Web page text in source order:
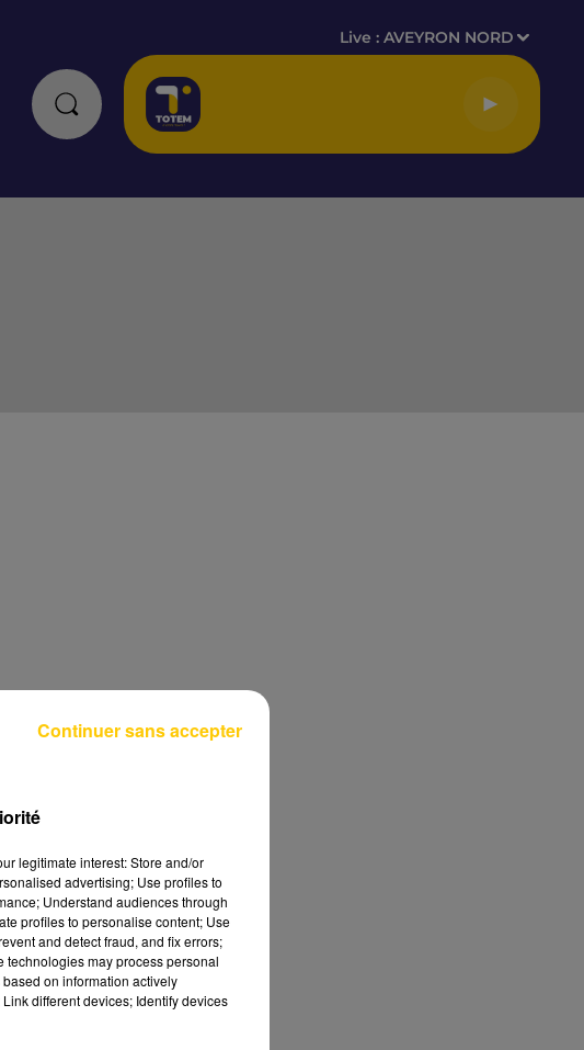
Live :AVEYRON NORD
le
de
legitimate interest: Store and/or
advertising; Use profiles to
Understand audiences through
profiles to personalise content; Use
and detect fraud, and fix errors;
technologies may process personal
on information actively
different devices; Identify devices
Continuer sans accepter